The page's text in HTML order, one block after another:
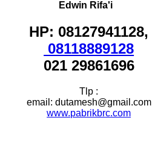
Edwin Rifa'i
HP: 08127941128,
08118889128
021 29861696
Tlp :
email: dutamesh@gmail.com
www.pabrikbrc.com